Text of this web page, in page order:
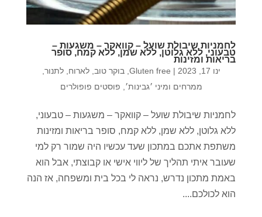
לחמניות שיבולת שועל – קוואקר – משגעות –
טבעוני, ללא גלוטן, ללא שמן, ללא קמח, סופר
בריאות ומזינות
ינו 17, 2023 |
Gluten free בוקר טוב ,לארוח ,לתנור
ממרחים ומיני ׳גבינות׳
פוסטים פופולרים
לחמניות שיבולת שועל – קוואקר – משגעות – טבעוני,
ללא גלוטן, ללא שמן, ללא קמח, סופר בריאות ומזינות
משתפת אתכם במתכון שעד עכשיו היה שמור רק למי
שעובר איתי תהליך של ליווי אישי או קבוצתי, אבל הוא
באמת מתכון נדרש, נראה לי בכל בית ומשפחה, אז הנה
הוא לכולכם....